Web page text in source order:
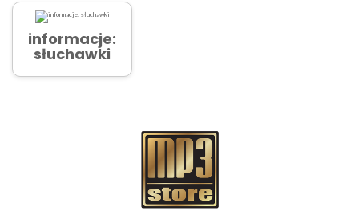
informacje:
słuchawki